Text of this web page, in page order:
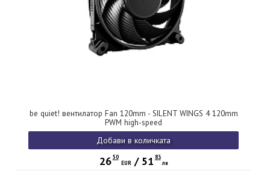
be quiet! вентилатор Fan 120mm - SILENT WINGS 4 120mm
PWM high-speed
Добави в количката
26 50
EUR/ 51 83
лв